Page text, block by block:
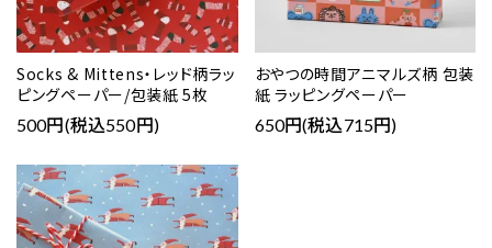
Socks & Mittens・レッド柄ラッ
ピングペーパー/包装紙 5枚
500円(税込550円)
おやつの時間アニマルズ柄 包装
紙 ラッピングペーパー
650円(税込715円)